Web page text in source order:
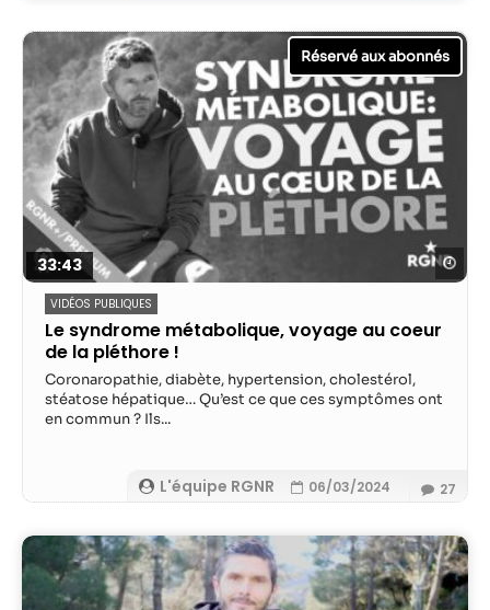
33:43
VIDÉOS PUBLIQUES
Le syndrome métabolique, voyage au coeur
de la pléthore !
L'équipe RGNR 06/03/2024
Coronaropathie, diabète, hypertension, cholestérol,
stéatose hépatique… Qu’est ce que ces symptômes ont
en commun ? Ils...
27